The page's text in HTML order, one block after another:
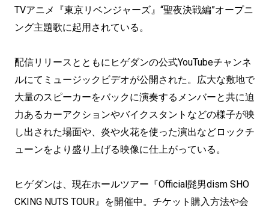
TVアニメ『東京リベンジャーズ』“聖夜決戦編”オープニ
ング主題歌に起用されている。
配信リリースとともにヒゲダンの公式YouTubeチャンネ
ルにてミュージックビデオが公開された。広大な敷地で
大量のスピーカーをバックに演奏するメンバーと共に迫
力あるカーアクションやバイクスタントなどの様子が映
し出された場面や、炎や火花を使った演出などロックチ
ューンをより盛り上げる映像に仕上がっている。
ヒゲダンは、現在ホールツアー『Official髭男dism SHO
CKING NUTS TOUR』を開催中。チケット購入方法や会